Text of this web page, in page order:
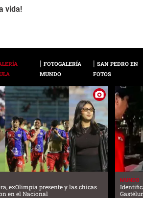
vida!
FOTOGALERÍA
MUNDO
SAN PEDRO EN
FOTOS
exOlimpia presente y las chicas
en el Nacional
MUNDO